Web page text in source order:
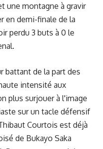
une montagne à gravir
en demi-finale de la
perdu 3 buts à 0 le
battant de la part des
intensité aux
plus surjouer à l'image
sur un tacle défensif
Courtois est déjà
de Bukayo Saka